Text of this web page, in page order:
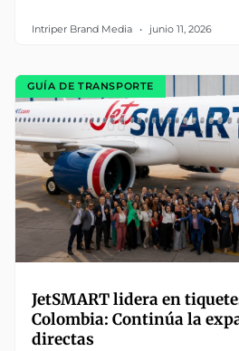
Intriper Brand Media junio 11, 2026
GUÍA DE TRANSPORTE
JetSMART lidera en
Colombia: Continúa la
directas